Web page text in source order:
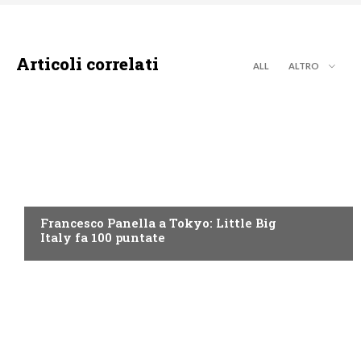
Articoli correlati ALL ALTRO
Francesco Panella a Tokyo: Little Big
Italy fa 100 puntate